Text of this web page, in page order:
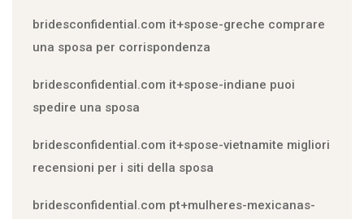
bridesconfidential.com it+spose-greche comprare
una sposa per corrispondenza
bridesconfidential.com it+spose-indiane puoi
spedire una sposa
bridesconfidential.com it+spose-vietnamite migliori
recensioni per i siti della sposa
bridesconfidential.com pt+mulheres-mexicanas-